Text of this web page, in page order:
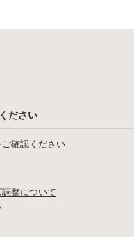
ださい
ご確認ください
整について